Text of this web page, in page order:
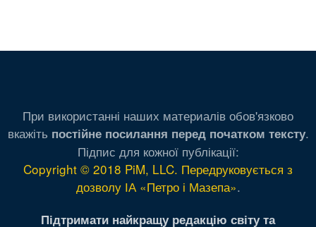
При використанні наших материалів обов'язково
вкажіть постійне посилання перед початком тексту.
Підпис для кожної публікації:
Copyright © 2018 PiM, LLC. Передруковується з
дозволу ІА «Петро і Мазепа».
Підтримати найкращу редакцію світу та